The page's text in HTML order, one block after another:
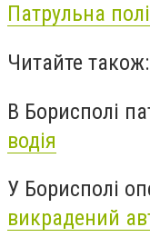
Патрульна
Читайте також:
В Борисполі
водія
У Борисполі
викрадений